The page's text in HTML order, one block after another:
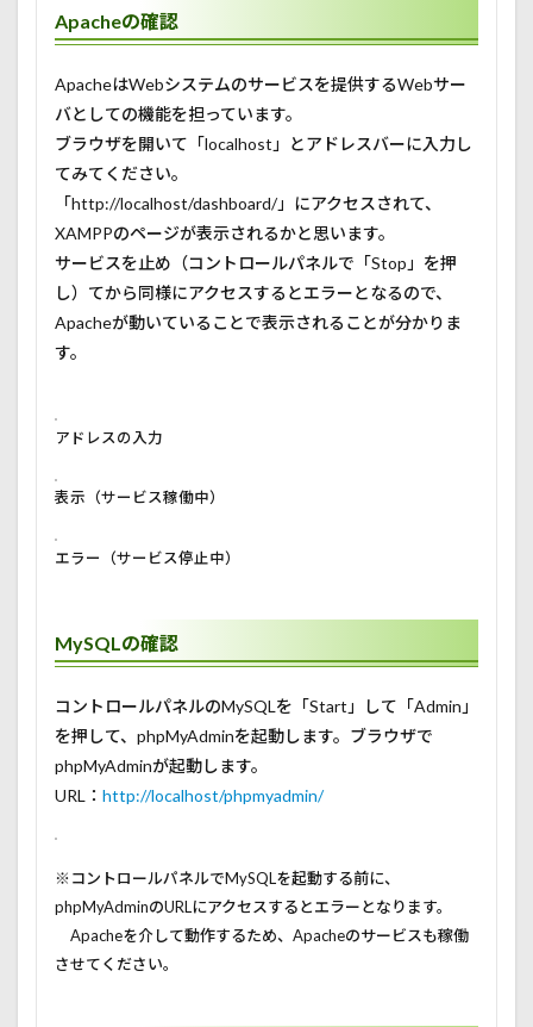
Apacheの確認
ApacheはWebシステムのサービスを提供するWebサー
バとしての機能を担っています。
ブラウザを開いて「localhost」とアドレスバーに入力し
てみてください。
「http://localhost/dashboard/」にアクセスされて、
XAMPPのページが表示されるかと思います。
サービスを止め（コントロールパネルで「Stop」を押
し）てから同様にアクセスするとエラーとなるので、
Apacheが動いていることで表示されることが分かりま
す。
アドレスの入力
表示（サービス稼働中）
エラー（サービス停止中）
MySQLの確認
コントロールパネルのMySQLを「Start」して「Admin」
を押して、phpMyAdminを起動します。ブラウザで
phpMyAdminが起動します。
URL： http://localhost/phpmyadmin/
※コントロールパネルでMySQLを起動する前に、
phpMyAdminのURLにアクセスするとエラーとなります。
Apacheを介して動作するため、Apacheのサービスも稼働
させてください。